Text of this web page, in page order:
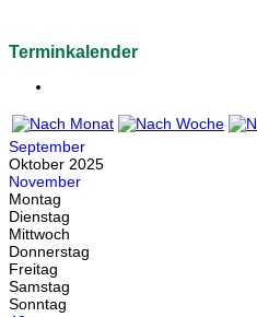
Terminkalender
September
Oktober 2025
November
Montag
Dienstag
Mittwoch
Donnerstag
Freitag
Samstag
Sonntag